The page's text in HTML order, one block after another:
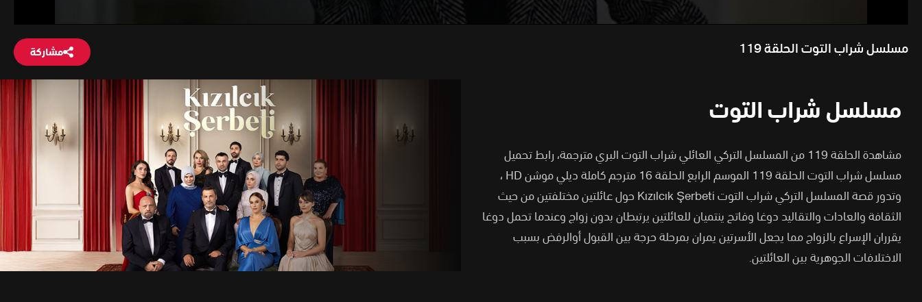
مسلسل شراب التوت الحلقة 119 مشاركة
مسلسل شراب التوت
مشاهدة الحلقة 119 من المسلسل التركي العائلي شراب التوت البري مترجمة، رابط تحميل
مسلسل شراب التوت الحلقة 119 الموسم الرابع الحلقة 16 مترجم كاملة ديلي موشن HD
،
وتدور قصة المسلسل التركي شراب التوت Kızılcık Şerbeti حول عائلتين مختلفتين من حيث
الثقافة والعادات والتقاليد دوغا وفاتح ينتميان للعائلتين يرتبطان بدون زواج وعندما تحمل دوغا
يقرران الإسراع بالزواج مما يجعل الأسرتين يمران بمرحلة حرجة بين القبول أوالرفض بسبب
الاختلافات الجوهرية بين العائلتين.